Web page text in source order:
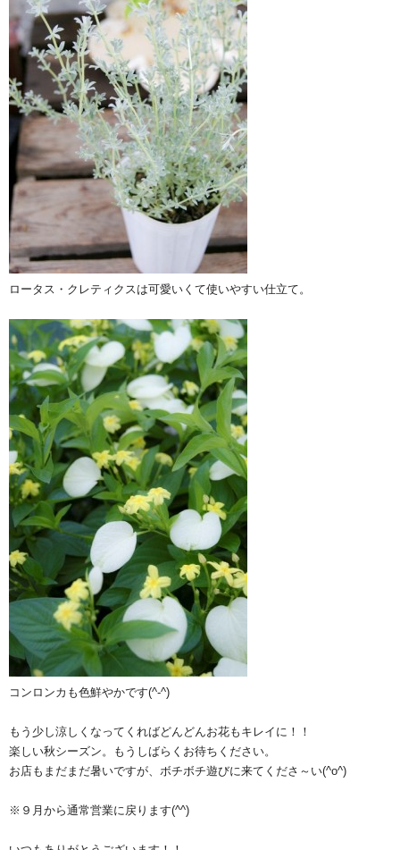
ロータス・クレティクスは可愛いくて使いやすい仕立て。
コンロンカも色鮮やかです(^-^)
もう少し涼しくなってくればどんどんお花もキレイに！！
楽しい秋シーズン。もうしばらくお待ちください。
お店もまだまだ暑いですが、ボチボチ遊びに来てくださ～い(^o^)ゞ
※９月から通常営業に戻ります(^^)